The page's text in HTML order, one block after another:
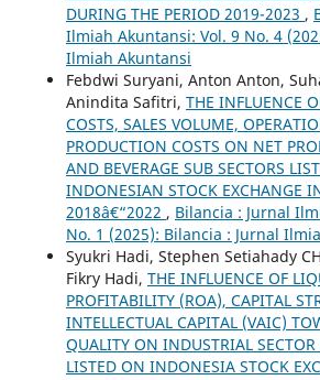
DURING THE PERIOD 2019-2023 ,
Ilmiah Akuntansi: Vol. 9 No. 4
Ilmiah Akuntansi
Febdwi Suryani, Anton Anton,
Anindita Safitri, THE INFLUENCE
COSTS, SALES VOLUME,
PRODUCTION COSTS ON NET
AND BEVERAGE SUB SECTORS
INDONESIAN STOCK EXCHANGE
2018â€“2022 , Bilancia : Jurnal
No. 1 (2025): Bilancia : Jurnal
Syukri Hadi, Stephen Setiahady
Fikry Hadi, THE INFLUENCE OF
PROFITABILITY (ROA), CAPITAL
INTELLECTUAL CAPITAL (VAIC)
QUALITY ON INDUSTRIAL
LISTED ON INDONESIA STOCK